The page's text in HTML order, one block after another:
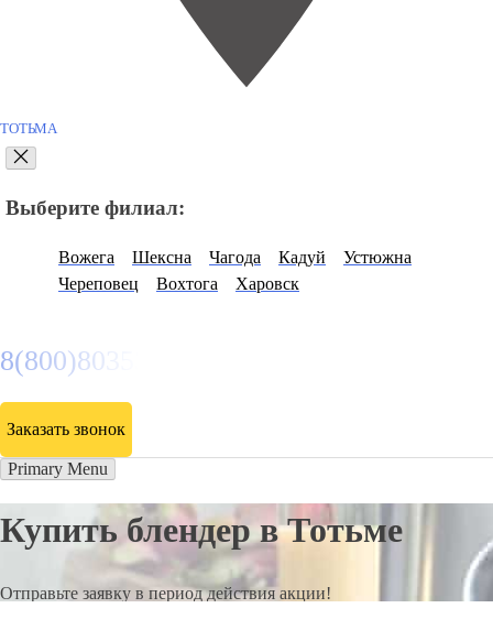
ТОТЬМА
Выберите филиал:
Вожега Шексна Чагода Кадуй
Устюжна
Череповец
Вохтога Харовск
8(800)8035334
Заказать звонок
Primary Menu
Купить блендер в Тотьме
Отправьте заявку в период действия акции!